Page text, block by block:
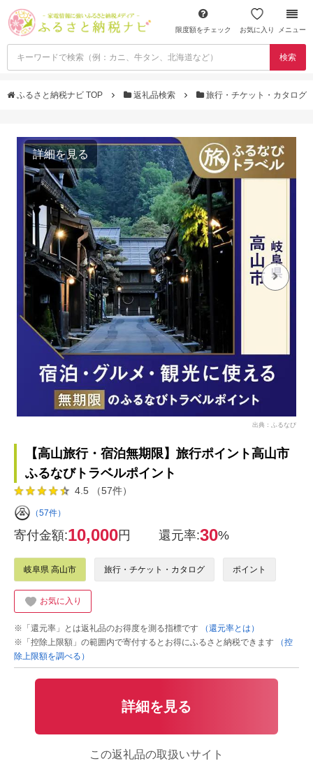
限度額をチェック お気に入り メニュー
検索
ふるさと納税ナビ TOP 返礼品検索 旅行・チケット・カタログ
詳細を見る
出典：ふるなび
【高山旅行・宿泊無期限】旅行ポイント高山市
ふるなびトラベルポイント
4.5 （57件）
（57件）
寄付金額:10,000円 還元率:30%
岐阜県 高山市 旅行・チケット・カタログ ポイント
お気に入り
※「還元率」とは返礼品のお得度を測る指標です
（還元率とは）
※「控除上限額」の範囲内で寄付するとお得にふるさと納税できます
（控
除上限額を調べる）
詳細を見る
この返礼品の取扱いサイト